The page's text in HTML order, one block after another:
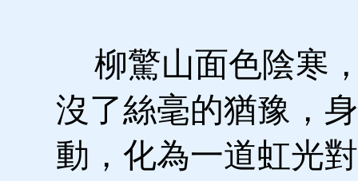
柳驚山面色陰寒
沒了絲毫的猶豫，
動，化為一道虹光